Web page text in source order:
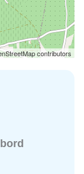
contributors